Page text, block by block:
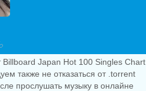
Billboard Japan Hot 100 Singles Chart
также не отказаться от .torrent
прослушать музыку в онлайне